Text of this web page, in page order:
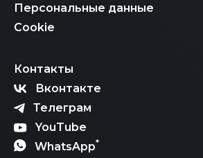
Персональные данные
Cookie
Контакты
Вконтакте
Телеграм
YouTube
WhatsApp*